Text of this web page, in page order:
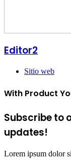
Editor2
Sitio web
With Product
Subscribe to
updates!
Lorem ipsum dolor